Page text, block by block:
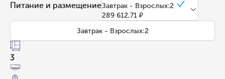
Питание и размещениеЗавтрак - Взрослых:2
289 612,71 ₽
Завтрак - Взрослых:2
3